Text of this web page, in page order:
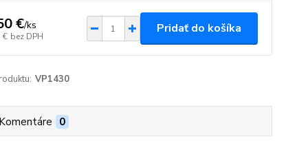
€/ks
€ bez DPH
Pridať do košíka
VP1430
0